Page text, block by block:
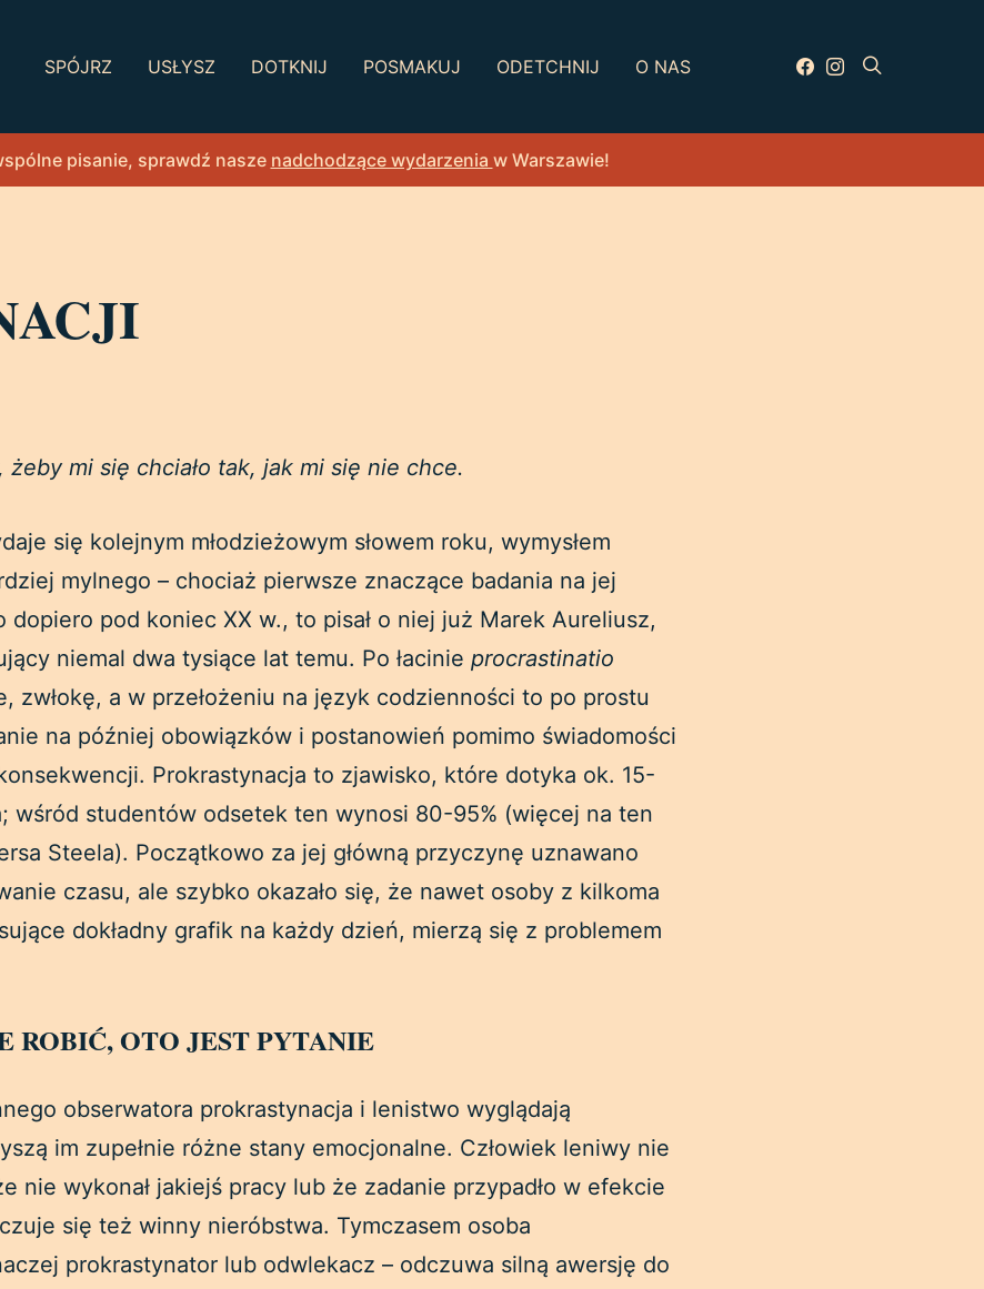
SPÓJRZ USŁYSZ DOTKNIJ POSMAKUJ ODETCHNIJ O NAS
pisanie, sprawdź nasze nadchodzące wydarzenia w Warszawie!
żeby mi się chciało tak, jak mi się nie chce.
się kolejnym młodzieżowym słowem roku, wymysłem
mylnego – chociaż pierwsze znaczące badania na jej
pod koniec XX w., to pisał o niej już Marek Aureliusz,
niemal dwa tysiące lat temu. Po łacinie procrastinatio
zwłokę, a w przełożeniu na język codzienności to po prostu
na później obowiązków i postanowień pomimo świadomości
Prokrastynacja to zjawisko, które dotyka ok. 15-
wśród studentów odsetek ten wynosi 80-95% (więcej na ten
Steela). Początkowo za jej główną przyczynę uznawano
czasu, ale szybko okazało się, że nawet osoby z kilkoma
dokładny grafik na każdy dzień, mierzą się z problemem
ROBIĆ, OTO JEST PYTANIE
obserwatora prokrastynacja i lenistwo wyglądają
im zupełnie różne stany emocjonalne. Człowiek leniwy nie
nie wykonał jakiejś pracy lub że zadanie przypadło w efekcie
się też winny nieróbstwa. Tymczasem osoba
prokrastynator lub odwlekacz – odczuwa silną awersję do